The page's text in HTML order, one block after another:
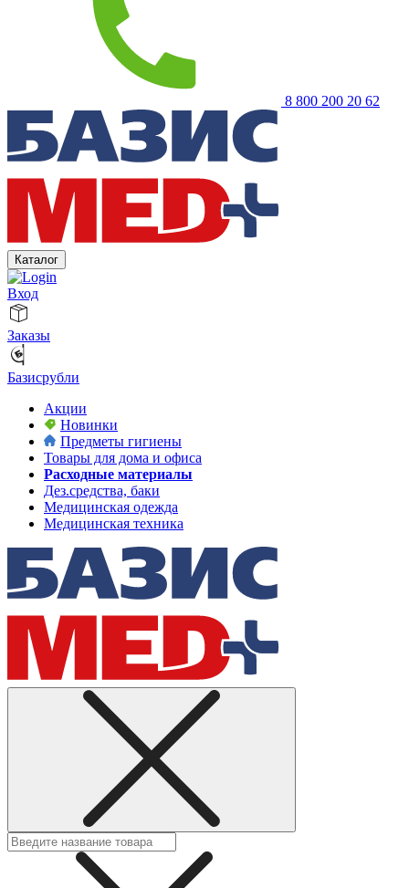
8 800 200 20 62
Каталог
Вход
Заказы
Базисрубли
Акции
Новинки
Предметы гигиены
Товары для дома и офиса
Расходные материалы
Дез.средства, баки
Медицинская одежда
Медицинская техника